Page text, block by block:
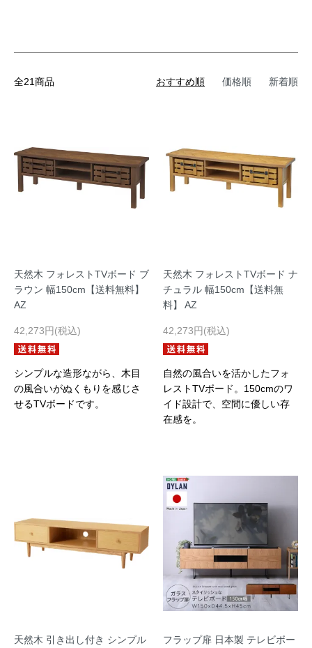
全21商品 おすすめ順 価格順 新着順
天然木 フォレストTVボード ブ
ラウン 幅150cm【送料無料】
AZ
42,273円(税込)
シンプルな造形ながら、木目
の風合いがぬくもりを感じさ
せるTVボードです。
天然木 フォレストTVボード ナ
チュラル 幅150cm【送料無
料】 AZ
42,273円(税込)
自然の風合いを活かしたフォ
レストTVボード。150cmのワ
イド設計で、空間に優しい存
在感を。
天然木 引き出し付き シンプル
フラップ扉 日本製 テレビボー